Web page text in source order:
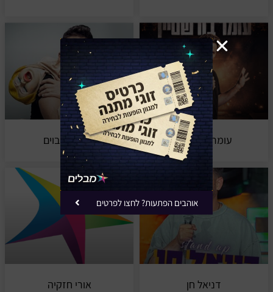
עומר בורשטיין ארז בירנבוים
דניאל חן אורי חזקיה
אוהבים הפתעות? לחצו לפרטים